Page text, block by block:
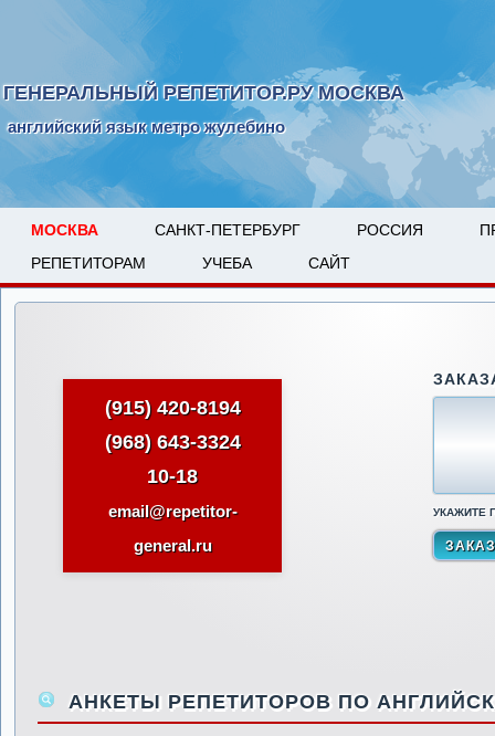
ГЕНЕРАЛЬНЫЙ РЕПЕТИТОР.РУ МОСКВА
английский язык метро жулебино
МОСКВА САНКТ-ПЕТЕРБУРГ РОССИЯ
РЕПЕТИТОРАМ
УЧЕБА САЙТ
(915) 420-8194
(968) 643-3324
10-18
email@repetitor-
general.ru
УКАЖИТЕ
АНКЕТЫ РЕПЕТИТОРОВ ПО